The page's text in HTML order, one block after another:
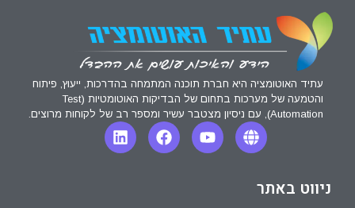
עתיד האוטומציה היא חברת תוכנה המתמחה בהדרכות, ייעוץ, פיתוח
והטמעה של מערכות בתחום של הבדיקות האוטומטיות (Test
Automation), עם ניסיון מצטבר עשיר ומספר רב של לקוחות מרוצים.
ניווט באתר